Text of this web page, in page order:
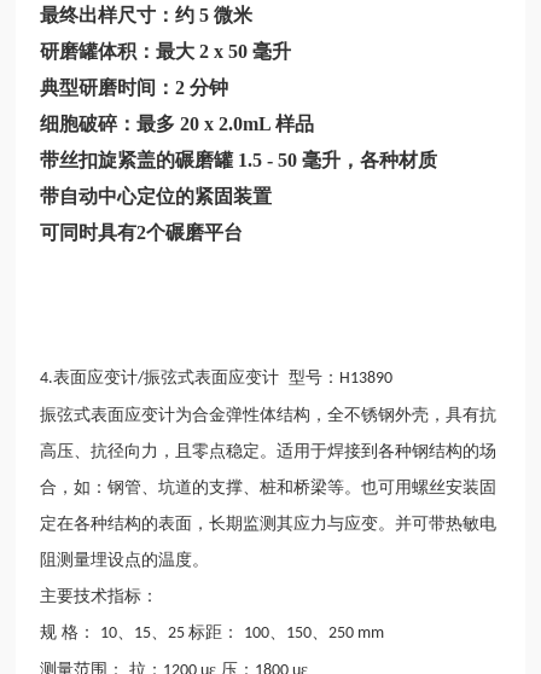
最终出样尺寸：约 5 微米
研磨罐体积：最大 2 x 50 毫升
典型研磨时间：2 分钟
细胞破碎：最多 20 x 2.0mL 样品
带丝扣旋紧盖的碾磨罐 1.5 - 50 毫升，各种材质
带自动中心定位的紧固装置
可同时具有2个碾磨平台
4.表面应变计/振弦式表面应变计 型号： H13890
振弦式表面应变计为合金弹性体结构，全不锈钢外壳，具有抗
高压、抗径向力，且零点稳定。适用于焊接到各种钢结构的场
合，如：钢管、坑道的支撑、桩和桥梁等。也可用螺丝安装固
定在各种结构的表面，长期监测其应力与应变。并可带热敏电
阻测量埋设点的温度。
主要技术指标：
规 格： 10 15 25标距： 100 150
250 mm
测量范围：
拉： ε 压： ε